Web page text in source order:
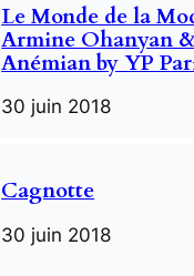
Le Monde de la
Armine Ohanyan
Anémian by YP
30 juin 2018
Cagnotte
30 juin 2018